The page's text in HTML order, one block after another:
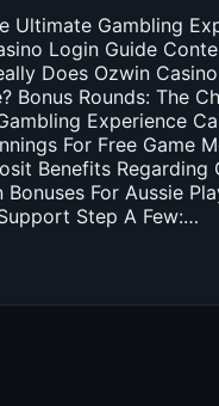
Ultimate Gambling
Login Guide
Does Ozwin Casino
Bonus Rounds: The
Experience
For Free Game
Benefits Regarding
Bonuses For Aussie
Step A Few:…